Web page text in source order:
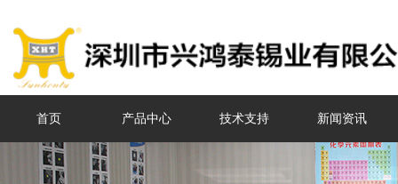
首页 产品中心 技术支持 新闻资讯